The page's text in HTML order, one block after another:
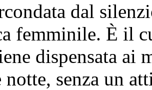
dal
femminile. È il
dispensata ai
senza un